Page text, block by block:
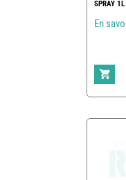
SPRAY 1L
En